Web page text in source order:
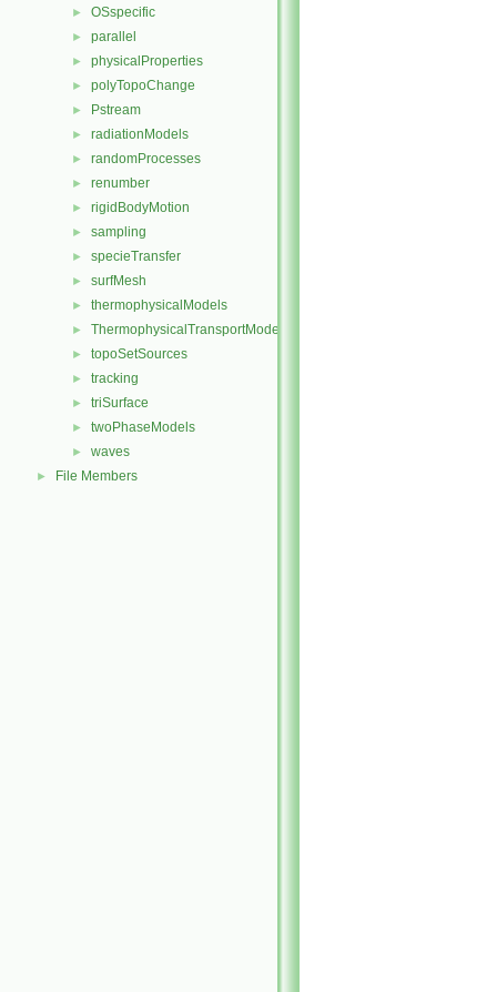
► OSspecific
► parallel
► physicalProperties
► polyTopoChange
► Pstream
► radiationModels
► randomProcesses
► renumber
► rigidBodyMotion
► sampling
► specieTransfer
► surfMesh
► thermophysicalModels
► ThermophysicalTransportModels
► topoSetSources
► tracking
► triSurface
► twoPhaseModels
► waves
► File Members